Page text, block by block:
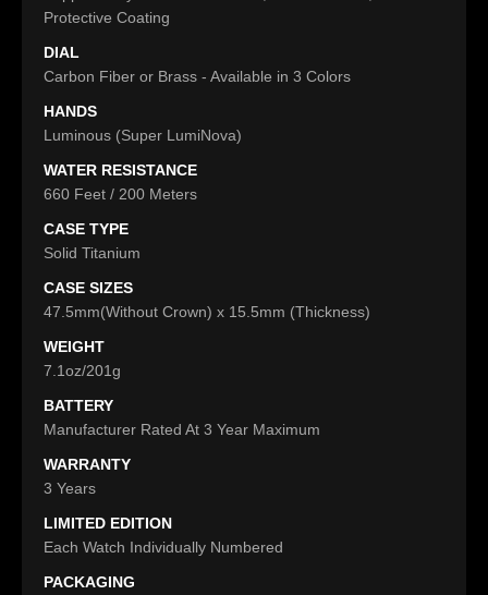
Protective Coating
DIAL
Carbon Fiber or Brass - Available in 3 Colors
HANDS
Luminous (Super LumiNova)
WATER RESISTANCE
660 Feet / 200 Meters
CASE TYPE
Solid Titanium
CASE SIZES
47.5mm(Without Crown) x 15.5mm (Thickness)
WEIGHT
7.1oz/201g
BATTERY
Manufacturer Rated At 3 Year Maximum
WARRANTY
3 Years
LIMITED EDITION
Each Watch Individually Numbered
PACKAGING